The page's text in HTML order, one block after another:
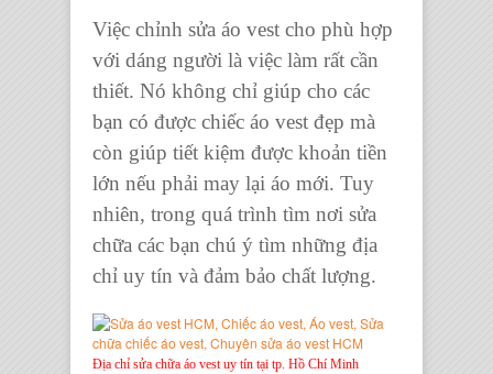
Việc chỉnh sửa áo vest cho phù hợp
với dáng người là việc làm rất cần
thiết. Nó không chỉ giúp cho các
bạn có được chiếc áo vest đẹp mà
còn giúp tiết kiệm được khoản tiền
lớn nếu phải may lại áo mới. Tuy
nhiên, trong quá trình tìm nơi sửa
chữa các bạn chú ý tìm những địa
chỉ uy tín và đảm bảo chất lượng.
Địa chỉ sửa chữa áo vest uy tín tại tp. Hồ Chí Minh